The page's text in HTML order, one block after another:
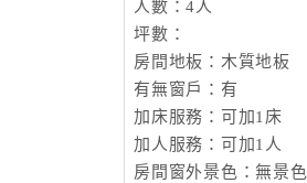
人數：4人
坪數：
房間地板：木質地板
有無窗戶：有
加床服務：可加1床
加人服務：可加1人
房間窗外景色：無景色